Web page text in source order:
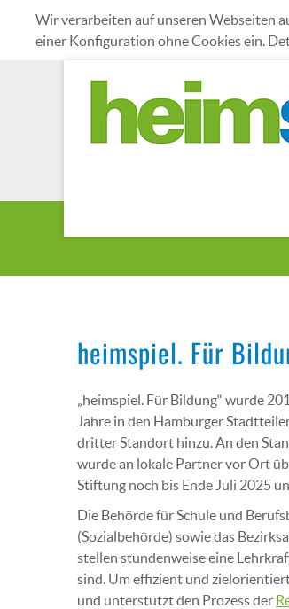
Wir verarbeiten auf unseren Webseiten
einer Konfiguration ohne Cookies ein.
heimspiel. Für
„heimspiel. Für Bildung“ wurde
Jahre in den Hamburger
dritter Standort hinzu. An den
wurde an lokale Partner vor Ort
Stiftung noch bis Ende Juli 2025
Die Behörde für Schule und
(Sozialbehörde) sowie das
stellen stundenweise eine
sind. Um effizient und
und unterstützt den Prozess der